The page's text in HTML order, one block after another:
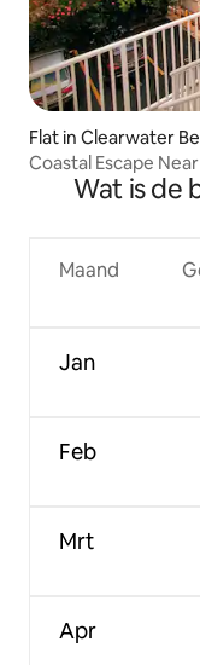
Flat in Clearwater
Coastal Escape
Wat is de
Maand
Jan
Feb
Mrt
Apr